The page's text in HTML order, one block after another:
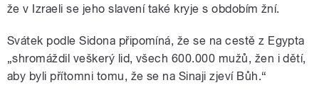
že v Izraeli se jeho slavení také kryje s obdobím žní.
Svátek podle Sidona připomíná, že se na cestě z Egypta
„shromáždil veškerý lid, všech 600.000 mužů, žen i dětí,
aby byli přítomni tomu, že se na Sinaji zjeví Bůh.“